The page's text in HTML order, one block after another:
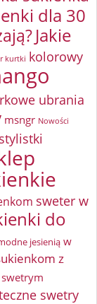
dla 30
Jakie
kurtki kolorowy
ubrania
msngr Nowości
sweter w
do
jesienią w
z
swetry